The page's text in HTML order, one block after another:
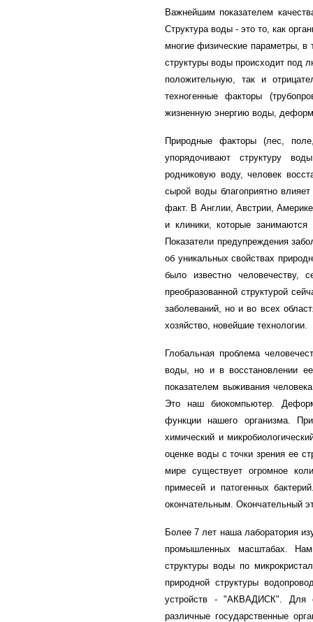
Важнейшим показателем
Структура воды - это то, как
многие физические параметры, в
структуры воды происходит под
положительную, так и
техногенные факторы
жизненную энергию воды,
Природные факторы (лес,
упорядочивают структуру
родниковую воду, человек
сырой воды благоприятно
факт. В Англии, Австрии,
и клиники, которые
Показатели предупреждения
об уникальных свойствах
было известно человечеству,
преобразованной структурой
заболеваний, но и во всех
хозяйство, новейшие технологии.
Глобальная проблема
воды, но и в восстановлении
показателем выживания
Это наш биокомпьютер.
функции нашего организма.
химический и
оценке воды с точки зрения ее
мире существует огромное
примесей и патогенных
окончательным. Окончательный
Более 7 лет наша лаборатория
промышленных масштабах.
структуры воды по
природной структуры
устройств - "АКВАДИСК". Для
различные государственные